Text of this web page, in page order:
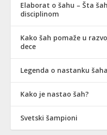
Elaborat o šahu – Šta
disciplinom
Kako šah pomaže u
dece
Legenda o nastanku šaha
Kako je nastao šah?
Svetski šampioni